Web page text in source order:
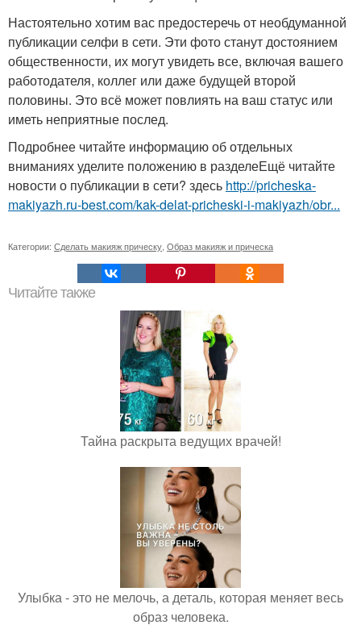
Настоятельно хотим вас предостеречь от необдуманной
публикации селфи в сети. Эти фото станут достоянием
общественности, их могут увидеть все, включая вашего
работодателя, коллег или даже будущей второй
половины. Это всё может повлиять на ваш статус или
иметь неприятные послед.
Подробнее читайте информацию об отдельных
вниманиях уделите положению в разделеЕщё читайте
новости о публикации в сети? здесь http://pricheska-
makiyazh.ru-best.com/kak-delat-pricheski-i-makiyazh/obr...
Категории: Сделать макияж прическу Образ макияж и прическа
Читайте также
Тайна раскрыта ведущих врачей!
Улыбка - это не мелочь, а деталь, которая меняет весь
образ человека.